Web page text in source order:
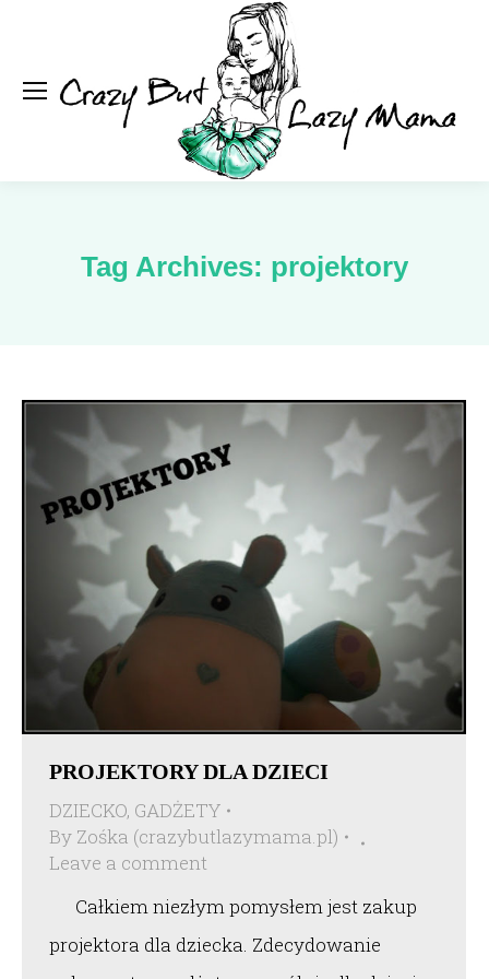
Tag Archives: projektory
PROJEKTORY DLA DZIECI
DZIECKO, GADŻETY
By Zośka (crazybutlazymama.pl)
Leave a comment
Całkiem niezłym pomysłem jest zakup
projektora dla dziecka. Zdecydowanie